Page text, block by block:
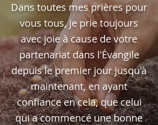
Dans toutes mes prières pour
vous tous, je prie toujours
avec joie à cause de votre
partenariat dans l'Évangile
depuis le premier jour jusqu'à
maintenant, en ayant
confiance en cela, que celui
qui a commencé une bonne